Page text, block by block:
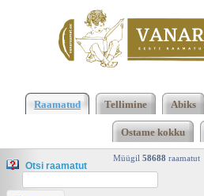
järjekorras, 2474 leheküljel
Vanaraamat. ee raamatupood
Raamatud Tellimine Abiks
Ostame kokku
Müügil 58688 raamatut
Otsi raamatut